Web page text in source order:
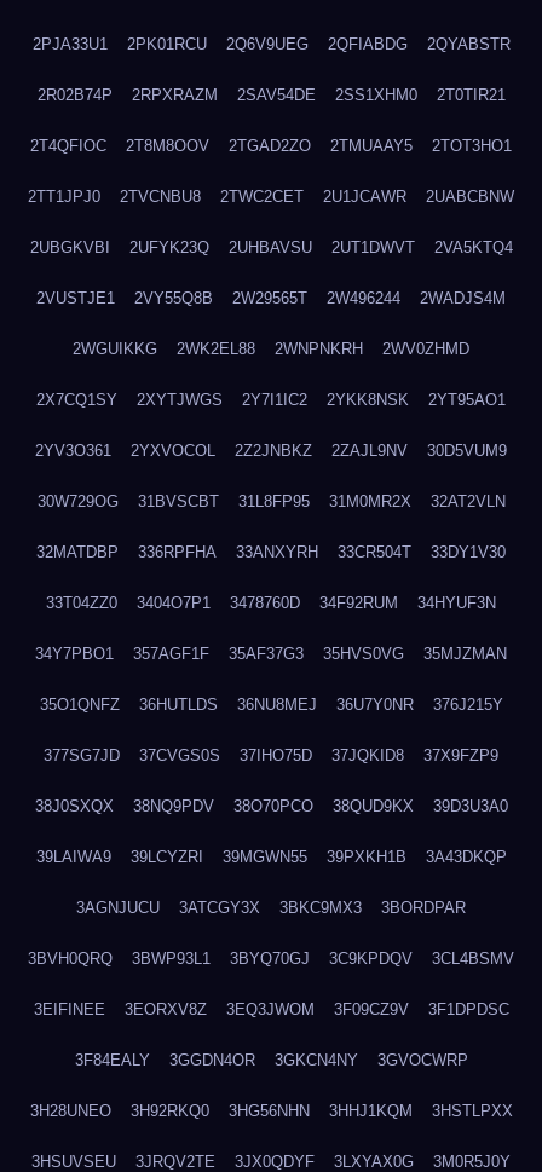
2PJA33U1 2PK01RCU 2Q6V9UEG 2QFIABDG 2QYABSTR
2R02B74P 2RPXRAZM 2SAV54DE 2SS1XHM0 2T0TIR21
2T4QFIOC 2T8M8OOV 2TGAD2ZO 2TMUAAY5 2TOT3HO1
2TT1JPJ0 2TVCNBU8 2TWC2CET 2U1JCAWR 2UABCBNW
2UBGKVBI 2UFYK23Q 2UHBAVSU 2UT1DWVT 2VA5KTQ4
2VUSTJE1 2VY55Q8B 2W29565T 2W496244 2WADJS4M
2WGUIKKG 2WK2EL88 2WNPNKRH 2WV0ZHMD
2X7CQ1SY 2XYTJWGS 2Y7I1IC2 2YKK8NSK 2YT95AO1
2YV3O361 2YXVOCOL 2Z2JNBKZ 2ZAJL9NV 30D5VUM9
30W729OG 31BVSCBT 31L8FP95 31M0MR2X 32AT2VLN
32MATDBP 336RPFHA 33ANXYRH 33CR504T 33DY1V30
33T04ZZ0 3404O7P1 3478760D 34F92RUM 34HYUF3N
34Y7PBO1 357AGF1F 35AF37G3 35HVS0VG 35MJZMAN
35O1QNFZ 36HUTLDS 36NU8MEJ 36U7Y0NR 376J215Y
377SG7JD 37CVGS0S 37IHO75D 37JQKID8 37X9FZP9
38J0SXQX 38NQ9PDV 38O70PCO 38QUD9KX 39D3U3A0
39LAIWA9 39LCYZRI 39MGWN55 39PXKH1B 3A43DKQP
3AGNJUCU 3ATCGY3X 3BKC9MX3 3BORDPAR
3BVH0QRQ 3BWP93L1 3BYQ70GJ 3C9KPDQV 3CL4BSMV
3EIFINEE 3EORXV8Z 3EQ3JWOM 3F09CZ9V 3F1DPDSC
3F84EALY 3GGDN4OR 3GKCN4NY 3GVOCWRP
3H28UNEO 3H92RKQ0 3HG56NHN 3HHJ1KQM 3HSTLPXX
3HSUVSEU 3JRQV2TE 3JX0QDYF 3LXYAX0G 3M0R5J0Y